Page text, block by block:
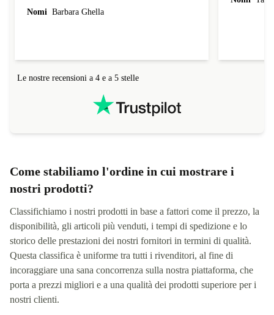
Comunque è poco che lo uso e farò un' altra
Nomi Barbara Ghella
Le nostre recensioni a 4 e a 5 stelle
Come stabiliamo l'ordine in cui mostrare i
nostri prodotti?
Classifichiamo i nostri prodotti in base a fattori come il prezzo, la
disponibilità, gli articoli più venduti, i tempi di spedizione e lo
storico delle prestazioni dei nostri fornitori in termini di qualità.
Questa classifica è uniforme tra tutti i rivenditori, al fine di
incoraggiare una sana concorrenza sulla nostra piattaforma, che
porta a prezzi migliori e a una qualità dei prodotti superiore per i
nostri clienti.